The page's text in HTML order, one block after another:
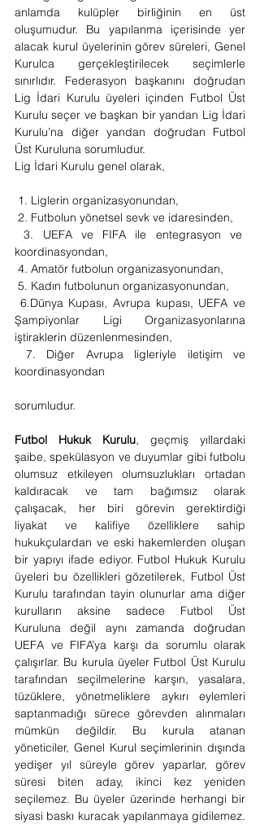
anlamda kulüpler birliğinin en üst
oluşumudur. Bu yapılanma içerisinde yer
alacak kurul üyelerinin görev süreleri, Genel
Kurulca gerçekleştirilecek seçimlerle
sınırlıdır. Federasyon başkanını doğrudan
Lig İdari Kurulu üyeleri içinden Futbol Üst
Kurulu seçer ve başkan bir yandan Lig İdari
Kurulu’na diğer yandan doğrudan Futbol
Üst Kuruluna sorumludur.
Lig İdari Kurulu genel olarak,
1. Liglerin organizasyonundan,
2. Futbolun yönetsel sevk ve idaresinden,
3. UEFA ve FIFA ile entegrasyon ve
koordinasyondan,
4. Amatör futbolun organizasyonundan,
5. Kadın futbolunun organizasyonundan,
6.Dünya Kupası, Avrupa kupası, UEFA ve
Şampiyonlar Ligi Organizasyonlarına
iştiraklerin düzenlenmesinden,
7. Diğer Avrupa ligleriyle iletişim ve
koordinasyondan
sorumludur.
Futbol Hukuk Kurulu, geçmiş yıllardaki
şaibe, spekülasyon ve duyumlar gibi futbolu
olumsuz etkileyen olumsuzlukları ortadan
kaldıracak ve tam bağımsız olarak
çalışacak, her biri görevin gerektirdiği
liyakat ve kalifiye özelliklere sahip
hukukçulardan ve eski hakemlerden oluşan
bir yapıyı ifade ediyor. Futbol Hukuk Kurulu
üyeleri bu özellikleri gözetilerek, Futbol Üst
Kurulu tarafından tayin olunurlar ama diğer
kurulların aksine sadece Futbol Üst
Kuruluna değil aynı zamanda doğrudan
UEFA ve FIFA’ya karşı da sorumlu olarak
çalışırlar. Bu kurula üyeler Futbol Üst Kurulu
tarafından seçilmelerine karşın, yasalara,
tüzüklere, yönetmeliklere aykırı eylemleri
saptanmadığı sürece görevden alınmaları
mümkün değildir. Bu kurula atanan
yöneticiler, Genel Kurul seçimlerinin dışında
yedişer yıl süreyle görev yaparlar, görev
süresi biten aday, ikinci kez yeniden
seçilemez. Bu üyeler üzerinde herhangi bir
siyasi baskı kuracak yapılanmaya gidilemez.